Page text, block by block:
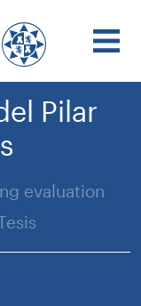
Pilar
evaluation